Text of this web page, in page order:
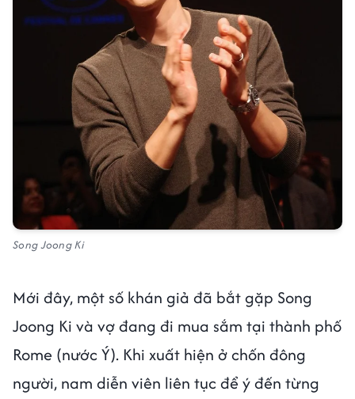
Song Joong Ki
Mới đây, một số khán giả đã bắt gặp Song
Joong Ki và vợ đang đi mua sắm tại thành phố
Rome (nước Ý). Khi xuất hiện ở chốn đông
người, nam diễn viên liên tục để ý đến từng